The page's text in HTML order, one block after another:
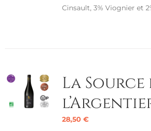
Cinsault, 3% Viognier et
La Source
28,50 €